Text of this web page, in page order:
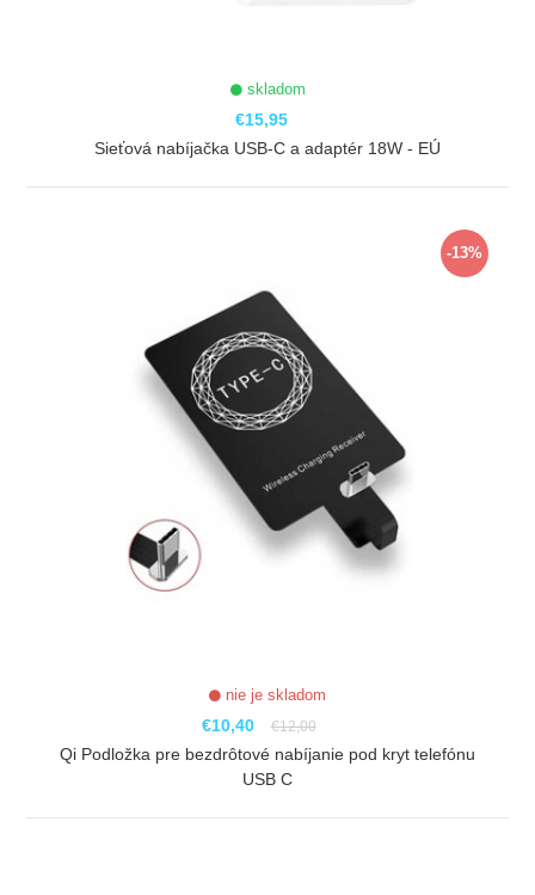
skladom
€15,95
Sieťová nabíjačka USB-C a adaptér 18W - EÚ
-13%
nie je skladom
€10,40 €12,00
Qi Podložka pre bezdrôtové nabíjanie pod kryt telefónu
USB C